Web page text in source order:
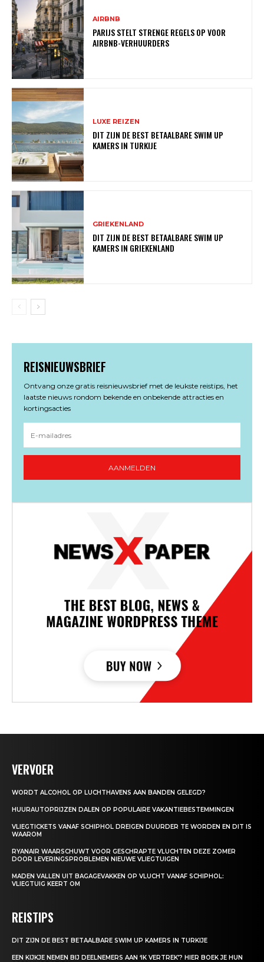
AIRBNB
PARIJS STELT STRENGE REGELS OP VOOR
AIRBNB-VERHUURDERS
LUXE REIZEN
DIT ZIJN DE BEST BETAALBARE SWIM UP
KAMERS IN TURKIJE
GRIEKENLAND
DIT ZIJN DE BEST BETAALBARE SWIM UP
KAMERS IN GRIEKENLAND
REISNIEUWSBRIEF
Ontvang onze gratis reisnieuwsbrief met de leukste reistips, het
laatste nieuws rondom bekende en onbekende attracties en
kortingsacties
AANMELDEN
VERVOER
WORDT ALCOHOL OP LUCHTHAVENS AAN BANDEN GELEGD?
HUURAUTOPRIJZEN DALEN OP POPULAIRE VAKANTIEBESTEMMINGEN
VLIEGTICKETS VANAF SCHIPHOL DREIGEN DUURDER TE WORDEN EN DIT IS
WAAROM
RYANAIR WAARSCHUWT VOOR GESCHRAPTE VLUCHTEN DEZE ZOMER
DOOR LEVERINGSPROBLEMEN NIEUWE VLIEGTUIGEN
MADEN VALLEN UIT BAGAGEVAKKEN OP VLUCHT VANAF SCHIPHOL:
VLIEGTUIG KEERT OM
REISTIPS
DIT ZIJN DE BEST BETAALBARE SWIM UP KAMERS IN TURKIJE
EEN KIJKJE NEMEN BIJ DEELNEMERS AAN ‘IK VERTREK’? HIER BOEK JE HUN